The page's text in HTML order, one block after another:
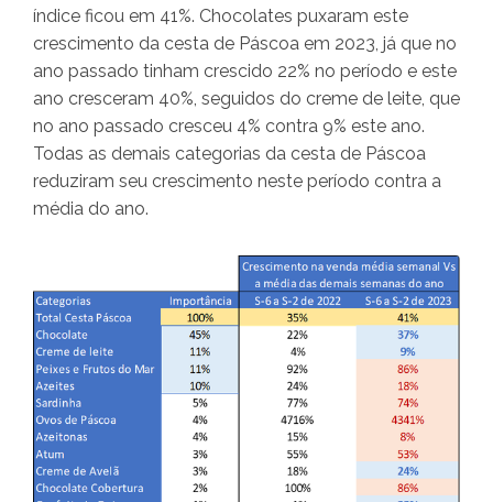
índice ficou em 41%. Chocolates puxaram este
crescimento da cesta de Páscoa em 2023, já que no
ano passado tinham crescido 22% no período e este
ano cresceram 40%, seguidos do creme de leite, que
no ano passado cresceu 4% contra 9% este ano.
Todas as demais categorias da cesta de Páscoa
reduziram seu crescimento neste período contra a
média do ano.